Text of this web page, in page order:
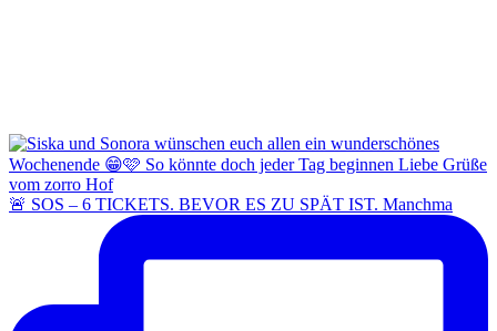
🚨 SOS – 6 TICKETS. BEVOR ES ZU SPÄT IST. Manchma